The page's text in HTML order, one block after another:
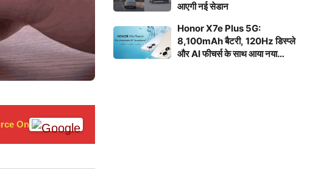
On
आएगी नई सेडान
Honor X7e Plus 5G:
8,100mAh बैटरी, 120Hz डिस्प्ले
और AI फीचर्स के साथ आया नया